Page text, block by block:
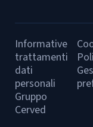
Informative
trattamenti
dati
personali
Gruppo
Cerved